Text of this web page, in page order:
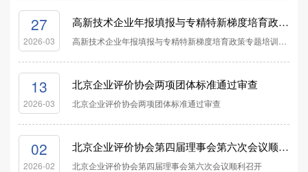
27
2026-03
高新技术企业年报填报与专精特新梯度培育政策专题培训成功举办
13
2026-03
北京企业评价协会两项团体标准通过审查
北京企业评价协会两项团体标准通过审查
02
2026-02
北京企业评价协会第四届理事会第六次会议顺利召开
北京企业评价协会第四届理事会第六次会议顺利召开